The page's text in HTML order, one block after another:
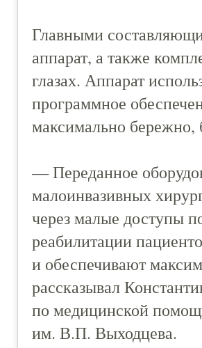
Главными
аппарат, а также
глазах. Аппарат
программное
максимально бережно,
— Переданное
малоинвазивных
через малые доступы
реабилитации
и обеспечивают
рассказывал
по медицинской
им. В.П. Выходцева.